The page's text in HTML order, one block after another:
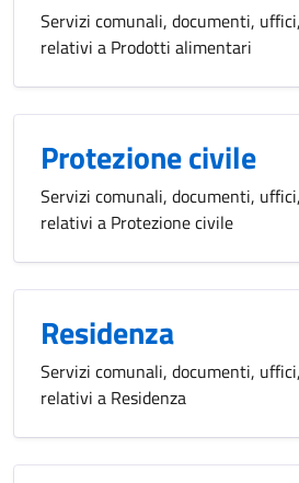
Servizi comunali, documenti,
relativi a Prodotti alimentari
Protezione civile
Servizi comunali, documenti,
relativi a Protezione civile
Residenza
Servizi comunali, documenti,
relativi a Residenza